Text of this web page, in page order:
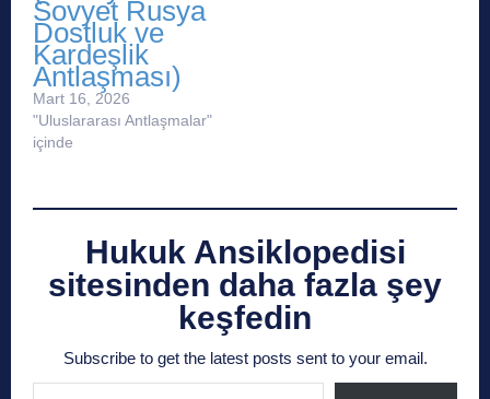
Sovyet Rusya
Dostluk ve
Kardeşlik
Antlaşması)
Mart 16, 2026
"Uluslararası Antlaşmalar"
içinde
Hukuk Ansiklopedisi
sitesinden daha fazla şey
keşfedin
Subscribe to get the latest posts sent to your email.
E-postanızı yazın…